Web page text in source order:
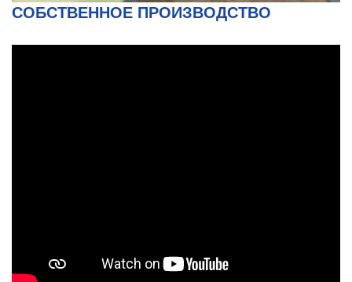
СОБСТВЕННОЕ ПРОИЗВОДСТВО